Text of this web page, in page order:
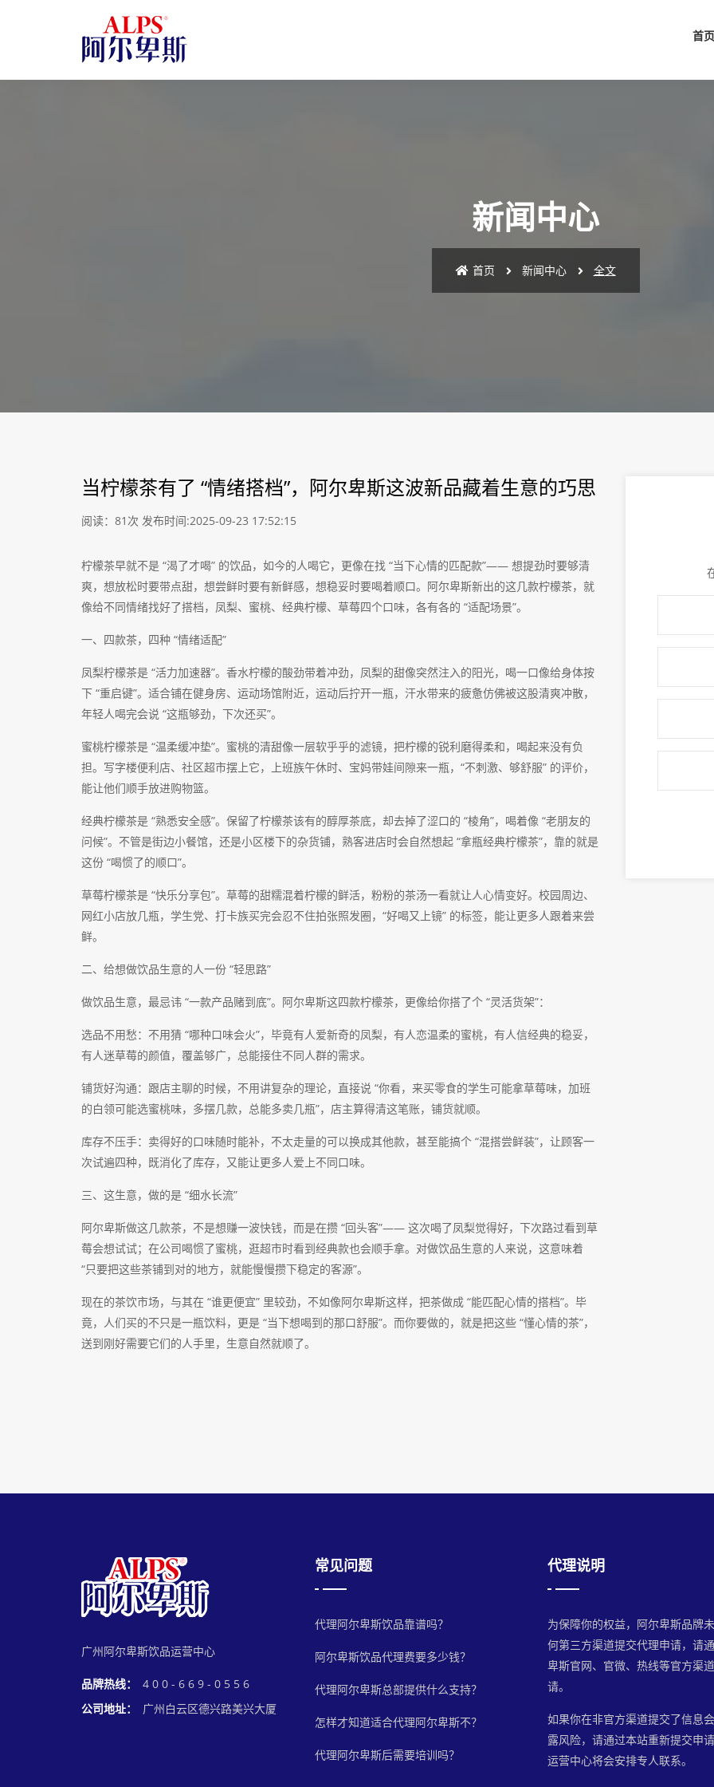
首页
新闻中心
首页 新闻中心 全文
当柠檬茶有了 “情绪搭档”，阿尔卑斯这波新品藏着生意的巧思
阅读：81次 发布时间:2025-09-23 17:52:15
柠檬茶早就不是 “渴了才喝” 的饮品，如今的人喝它，更像在找 “当下心情的匹配款”—— 想提劲时要够清
爽，想放松时要带点甜，想尝鲜时要有新鲜感，想稳妥时要喝着顺口。阿尔卑斯新出的这几款柠檬茶，就
像给不同情绪找好了搭档，凤梨、蜜桃、经典柠檬、草莓四个口味，各有各的 “适配场景”。
一、四款茶，四种 “情绪适配”
凤梨柠檬茶是 “活力加速器”。香水柠檬的酸劲带着冲劲，凤梨的甜像突然注入的阳光，喝一口像给身体按
下 “重启键”。适合铺在健身房、运动场馆附近，运动后拧开一瓶，汗水带来的疲惫仿佛被这股清爽冲散，
年轻人喝完会说 “这瓶够劲，下次还买”。
蜜桃柠檬茶是 “温柔缓冲垫”。蜜桃的清甜像一层软乎乎的滤镜，把柠檬的锐利磨得柔和，喝起来没有负
担。写字楼便利店、社区超市摆上它，上班族午休时、宝妈带娃间隙来一瓶，“不刺激、够舒服” 的评价，
能让他们顺手放进购物篮。
经典柠檬茶是 “熟悉安全感”。保留了柠檬茶该有的醇厚茶底，却去掉了涩口的 “棱角”，喝着像 “老朋友的
问候”。不管是街边小餐馆，还是小区楼下的杂货铺，熟客进店时会自然想起 “拿瓶经典柠檬茶”，靠的就是
这份 “喝惯了的顺口”。
草莓柠檬茶是 “快乐分享包”。草莓的甜糯混着柠檬的鲜活，粉粉的茶汤一看就让人心情变好。校园周边、
网红小店放几瓶，学生党、打卡族买完会忍不住拍张照发圈，“好喝又上镜” 的标签，能让更多人跟着来尝
鲜。
二、给想做饮品生意的人一份 “轻思路”
做饮品生意，最忌讳 “一款产品赌到底”。阿尔卑斯这四款柠檬茶，更像给你搭了个 “灵活货架”：
选品不用愁：不用猜 “哪种口味会火”，毕竟有人爱新奇的凤梨，有人恋温柔的蜜桃，有人信经典的稳妥，
有人迷草莓的颜值，覆盖够广，总能接住不同人群的需求。
铺货好沟通：跟店主聊的时候，不用讲复杂的理论，直接说 “你看，来买零食的学生可能拿草莓味，加班
的白领可能选蜜桃味，多摆几款，总能多卖几瓶”，店主算得清这笔账，铺货就顺。
库存不压手：卖得好的口味随时能补，不太走量的可以换成其他款，甚至能搞个 “混搭尝鲜装”，让顾客一
次试遍四种，既消化了库存，又能让更多人爱上不同口味。
三、这生意，做的是 “细水长流”
阿尔卑斯做这几款茶，不是想赚一波快钱，而是在攒 “回头客”—— 这次喝了凤梨觉得好，下次路过看到草
莓会想试试；在公司喝惯了蜜桃，逛超市时看到经典款也会顺手拿。对做饮品生意的人来说，这意味着
“只要把这些茶铺到对的地方，就能慢慢攒下稳定的客源”。
现在的茶饮市场，与其在 “谁更便宜” 里较劲，不如像阿尔卑斯这样，把茶做成 “能匹配心情的搭档”。毕
竟，人们买的不只是一瓶饮料，更是 “当下想喝到的那口舒服”。而你要做的，就是把这些 “懂心情的茶”，
送到刚好需要它们的人手里，生意自然就顺了。
广州阿尔卑斯饮品运营中心
品牌热线：
4 0 0 - 6 6 9 - 0 5 5 6
公司地址：
广州白云区德兴路美兴大厦
常见问题
代理阿尔卑斯饮品靠谱吗？
阿尔卑斯饮品代理费要多少钱？
代理阿尔卑斯总部提供什么支持？
怎样才知道适合代理阿尔卑斯不？
代理阿尔卑斯后需要培训吗？
代理说明
为保障你的权益，阿尔卑斯品牌
何第三方渠道提交代理申请，请
卑斯官网、官微、热线等官方渠
请。
如果你在非官方渠道提交了信息
露风险，请通过本站重新提交申
运营中心将会安排专人联系。